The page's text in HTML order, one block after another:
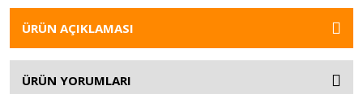
ÜRÜN AÇIKLAMASI
ÜRÜN YORUMLARI